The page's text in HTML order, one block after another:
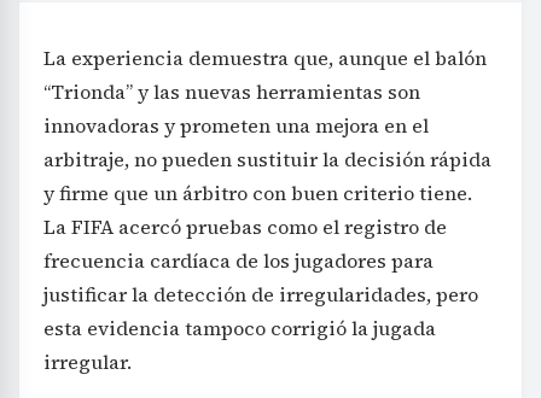
La experiencia demuestra que, aunque el balón
“Trionda” y las nuevas herramientas son
innovadoras y prometen una mejora en el
arbitraje, no pueden sustituir la decisión rápida
y firme que un árbitro con buen criterio tiene.
La FIFA acercó pruebas como el registro de
frecuencia cardíaca de los jugadores para
justificar la detección de irregularidades, pero
esta evidencia tampoco corrigió la jugada
irregular.